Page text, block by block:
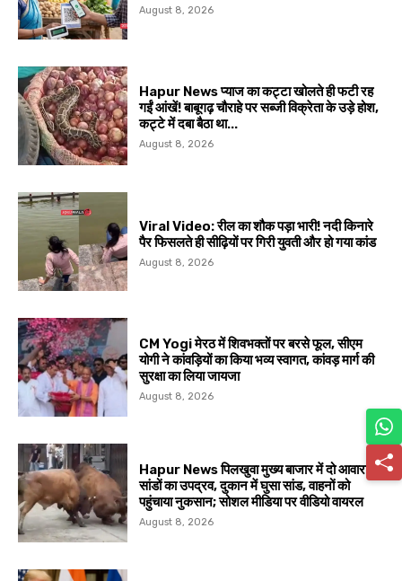
August 8, 2026
Hapur News प्याज का कट्टा खोलते ही फटी रह
गईं आंखें! बाबूगढ़ चौराहे पर सब्जी विक्रेता के उड़े होश,
कट्टे में दबा बैठा था...
August 8, 2026
Viral Video: रील का शौक पड़ा भारी! नदी किनारे
पैर फिसलते ही सीढ़ियों पर गिरी युवती और हो गया कांड
August 8, 2026
CM Yogi मेरठ में शिवभक्तों पर बरसे फूल, सीएम
योगी ने कांवड़ियों का किया भव्य स्वागत, कांवड़ मार्ग की
सुरक्षा का लिया जायजा
August 8, 2026
Hapur News पिलखुवा मुख्य बाजार में दो आवारा
सांडों का उपद्रव, दुकान में घुसा सांड, वाहनों को
पहुंचाया नुकसान; सोशल मीडिया पर वीडियो वायरल
August 8, 2026